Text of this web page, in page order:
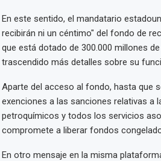
En este sentido, el mandatario
recibirán ni un céntimo" del fondo de
que está dotado de 300.000 millones
trascendido más detalles sobre su
Aparte del acceso al fondo, hasta que
exenciones a las sanciones relativas
petroquímicos y todos los servicios
compromete a liberar fondos
En otro mensaje en la misma